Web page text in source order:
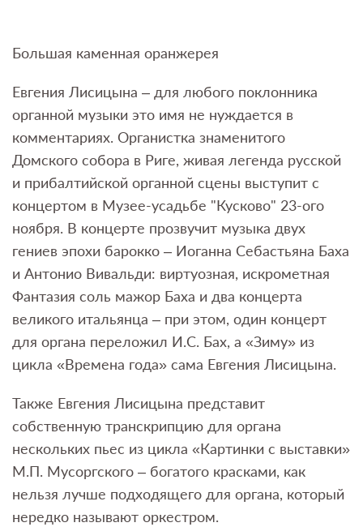
Большая каменная оранжерея
Евгения Лисицына – для любого поклонника
органной музыки это имя не нуждается в
комментариях. Органистка знаменитого
Домского собора в Риге, живая легенда русской
и прибалтийской органной сцены выступит с
концертом в Музее-усадьбе "Кусково" 23-ого
ноября. В концерте прозвучит музыка двух
гениев эпохи барокко – Иоганна Себастьяна Баха
и Антонио Вивальди: виртуозная, искрометная
Фантазия соль мажор Баха и два концерта
великого итальянца – при этом, один концерт
для органа переложил И.С. Бах, а «Зиму» из
цикла «Времена года» сама Евгения Лисицына.
Также Евгения Лисицына представит
собственную транскрипцию для органа
нескольких пьес из цикла «Картинки с выставки»
М.П. Мусоргского – богатого красками, как
нельзя лучше подходящего для органа, который
нередко называют оркестром.